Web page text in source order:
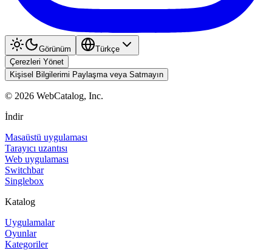
Görünüm
Türkçe
Çerezleri Yönet
Kişisel Bilgilerimi Paylaşma veya Satmayın
© 2026 WebCatalog, Inc.
İndir
Masaüstü uygulaması
Tarayıcı uzantısı
Web uygulaması
Switchbar
Singlebox
Katalog
Uygulamalar
Oyunlar
Kategoriler